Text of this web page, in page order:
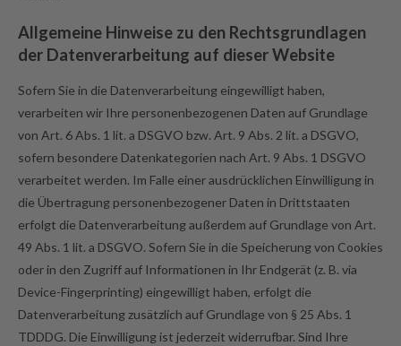
Allgemeine Hinweise zu den Rechtsgrundlagen
der Datenverarbeitung auf dieser Website
Sofern Sie in die Datenverarbeitung eingewilligt haben,
verarbeiten wir Ihre personenbezogenen Daten auf Grundlage
von Art. 6 Abs. 1 lit. a DSGVO bzw. Art. 9 Abs. 2 lit. a DSGVO,
sofern besondere Datenkategorien nach Art. 9 Abs. 1 DSGVO
verarbeitet werden. Im Falle einer ausdrücklichen Einwilligung in
die Übertragung personenbezogener Daten in Drittstaaten
erfolgt die Datenverarbeitung außerdem auf Grundlage von Art.
49 Abs. 1 lit. a DSGVO. Sofern Sie in die Speicherung von Cookies
oder in den Zugriff auf Informationen in Ihr Endgerät (z. B. via
Device-Fingerprinting) eingewilligt haben, erfolgt die
Datenverarbeitung zusätzlich auf Grundlage von § 25 Abs. 1
TDDDG. Die Einwilligung ist jederzeit widerrufbar. Sind Ihre